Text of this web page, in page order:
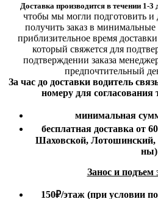
Доставка производится в течении 1-3
чтобы мы могли подготовить и
получить заказ в минимальные
приблизительное время
который свяжется для
подтверждении заказа
предпочтительный
За час до доставки водитель
номеру для согласования
минимальная
бесплатная доставка от
Шаховской, Лотошинский,
ны)
Занос и подъем
150₽/этаж(при условии